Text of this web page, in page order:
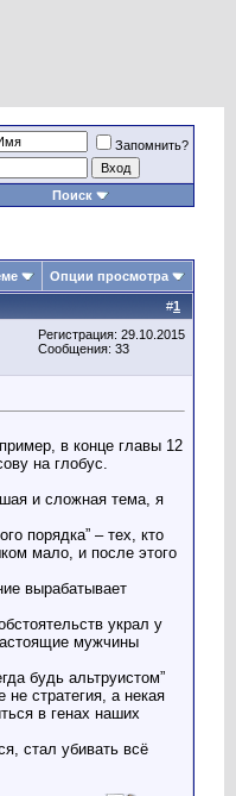
Запомнить?
Поиск
Опции просмотра
#1
Регистрация: 29.10.2015
Сообщения: 33
в конце главы 12
на глобус.
и сложная тема, я
порядка” – тех, кто
мало, и после этого
вырабатывает
украл у
мужчины
будь альтруистом”
не стратегия, а некая
в генах наших
стал убивать всё